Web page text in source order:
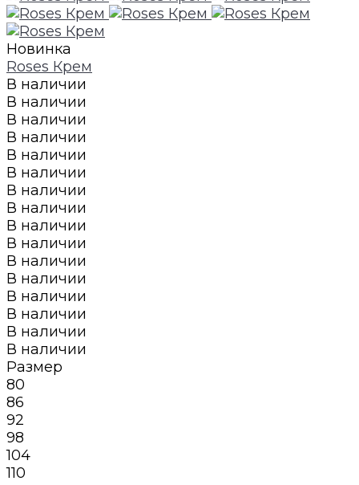
Новинка
Roses Крем
В наличии
В наличии
В наличии
В наличии
В наличии
В наличии
В наличии
В наличии
В наличии
В наличии
В наличии
В наличии
В наличии
В наличии
В наличии
В наличии
Размер
80
86
92
98
104
110